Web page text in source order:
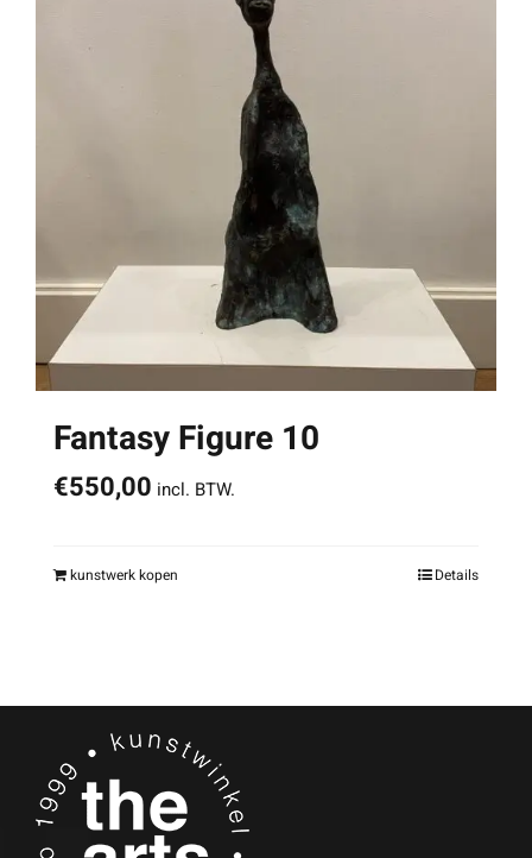
Fantasy Figure 10
€550,00 incl. BTW.
kunstwerk kopen Details